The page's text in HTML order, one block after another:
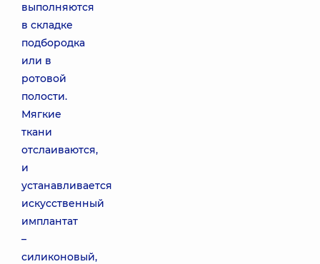
выполняются
в складке
подбородка
или в
ротовой
полости.
Мягкие
ткани
отслаиваются,
и
устанавливается
искусственный
имплантат
–
силиконовый,